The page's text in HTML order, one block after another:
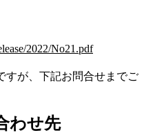
2022/No21.pdf
が、下記お問合せまでご
わせ先